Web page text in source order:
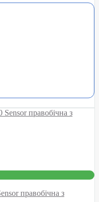
правобічна з